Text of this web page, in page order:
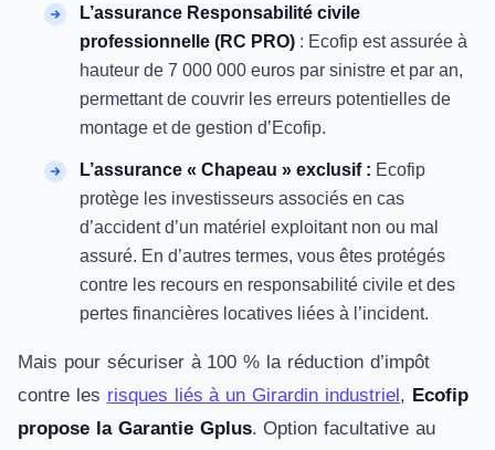
L’assurance Responsabilité civile
professionnelle (RC PRO) : Ecofip est assurée à
hauteur de 7 000 000 euros par sinistre et par an,
permettant de couvrir les erreurs potentielles de
montage et de gestion d’Ecofip.
L’assurance « Chapeau » exclusif : Ecofip
protège les investisseurs associés en cas
d’accident d’un matériel exploitant non ou mal
assuré. En d’autres termes, vous êtes protégés
contre les recours en responsabilité civile et des
pertes financières locatives liées à l’incident.
Mais pour sécuriser à 100 % la réduction d’impôt
contre les risques liés à un Girardin industriel, Ecofip
propose la Garantie Gplus. Option facultative au